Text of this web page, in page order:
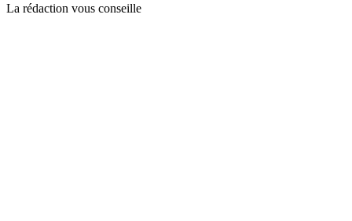
La rédaction vous conseille